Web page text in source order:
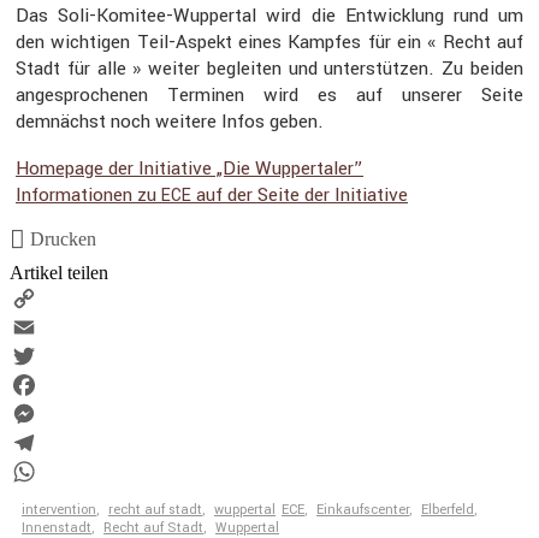
Das Soli-Komitee-Wuppertal wird die Entwick­lung rund um
den wichtigen Teil-Aspekt eines Kampfes für ein « Recht auf
Stadt für alle » weiter begleiten und unter­stützen. Zu beiden
angespro­chenen Terminen wird es auf unserer Seite
demnächst noch weitere Infos geben.
Homepage der Initia­tive „Die Wupper­taler”
Infor­ma­tionen zu ECE auf der Seite der Initia­tive
Drucken
Artikel teilen
Copy
Link
Email
Twitter
Facebook
Messenger
Telegram
WhatsApp
Kategorien
intervention, recht auf stadt, wuppertal Schlagworte
ECE, Einkaufscenter, Elberfeld,
Innenstadt, Recht auf Stadt, Wuppertal